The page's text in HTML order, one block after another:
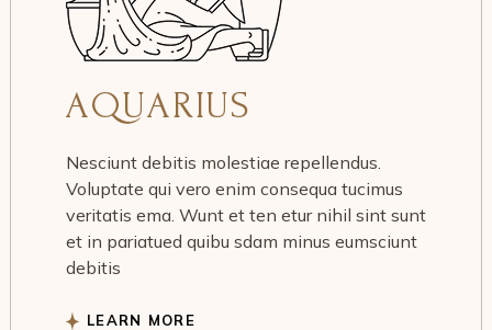
AQUARIUS
Nesciunt debitis molestiae repellendus.
Voluptate qui vero enim consequa tucimus
veritatis ema. Wunt et ten etur nihil sint sunt
et in pariatued quibu sdam minus eumsciunt
debitis
LEARN MORE